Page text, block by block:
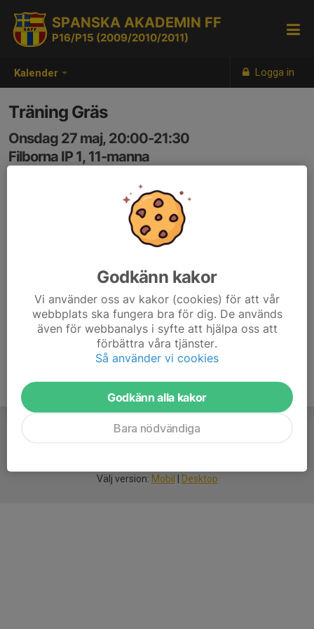
Kalender Logga in
SPANSKA AKADEMIN FF
P16/P15 (2009/2010/2011)
Träning Gräs
Onsdag 27 maj, 20:00-21:30
Filborna IP 1, 11-manna
Välj version: Mobil Desktop
Godkänn kakor
Vi använder oss av kakor (cookies) för att vår
webbplats ska fungera bra för dig. De används
även för webbanalys i syfte att hjälpa oss att
förbättra våra tjänster.
Så använder vi cookies
Godkänn alla kakor
Bara nödvändiga